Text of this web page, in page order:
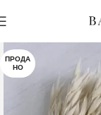
ПРОДА
НО